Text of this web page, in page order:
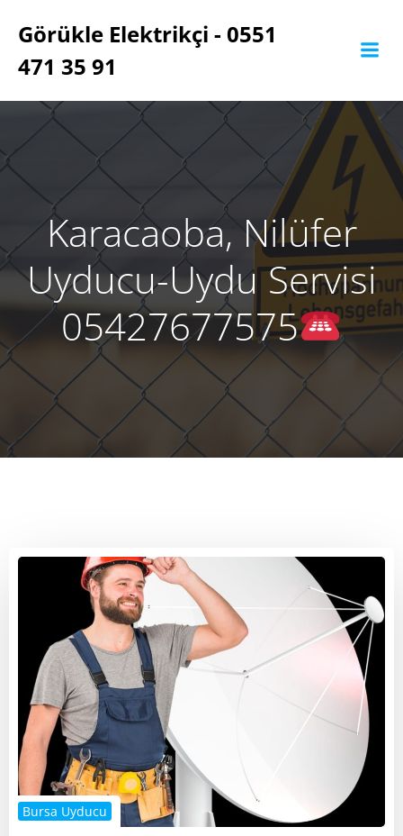
geç
Görükle Elektrikçi - 0551
471 35 91
Karacaoba, Nilüfer
Uyducu-Uydu Servisi
05427677575
Bursa Uyducu